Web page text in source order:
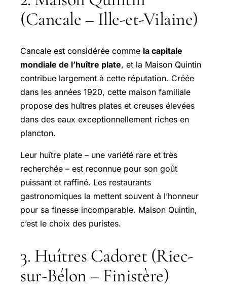
(Cancale – Ille-et-Vilaine)
Cancale est considérée comme la capitale
mondiale de l’huître plate, et la Maison Quintin
contribue largement à cette réputation. Créée
dans les années 1920, cette maison familiale
propose des huîtres plates et creuses élevées
dans des eaux exceptionnellement riches en
plancton.
Leur huître plate – une variété rare et très
recherchée – est reconnue pour son goût
puissant et raffiné. Les restaurants
gastronomiques la mettent souvent à l’honneur
pour sa finesse incomparable. Maison Quintin,
c’est le choix des puristes.
3. Huîtres Cadoret (Riec-
sur-Bélon – Finistère)